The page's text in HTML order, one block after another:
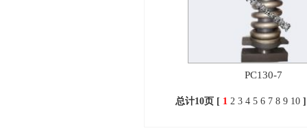
PC130-7
总计10页 [ 1 2 3 4 5 6 7 8 9 10 ]